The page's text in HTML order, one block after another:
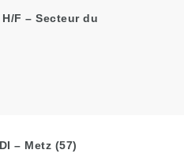
F – Secteur du
– Metz (57)